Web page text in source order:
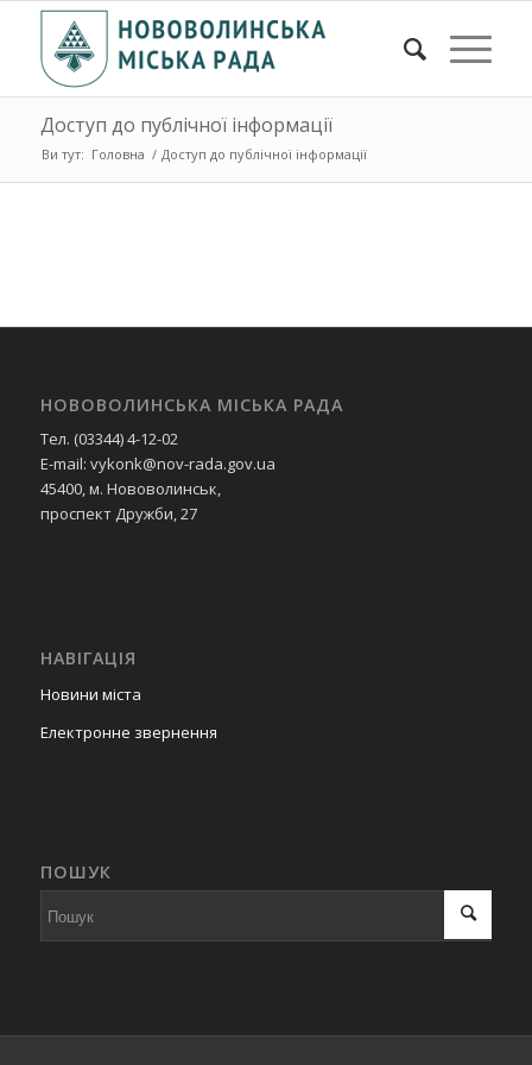
Доступ до публічної інформації
Ви тут: Головна / Доступ до публічної інформації
НОВОВОЛИНСЬКА МІСЬКА РАДА
Тел. (03344) 4-12-02
E-mail: vykonk@nov-rada.gov.ua
45400, м. Нововолинськ,
проспект Дружби, 27
НАВІГАЦІЯ
Новини міста
Електронне звернення
ПОШУК